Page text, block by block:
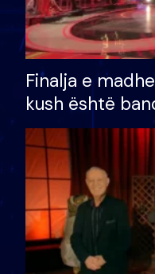
Finalja e
kush është
shtëpinë dhe
të fituar